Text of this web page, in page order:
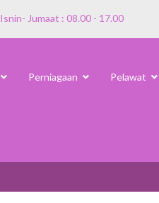
Isnin- Jumaat : 08.00 - 17.00
Perniagaan Pelawat